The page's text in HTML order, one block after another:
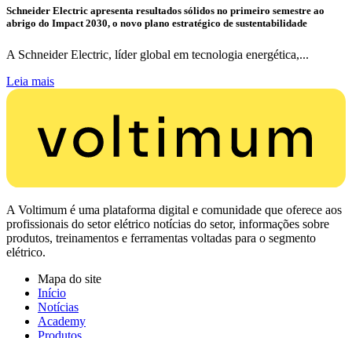
Schneider Electric apresenta resultados sólidos no primeiro semestre ao
abrigo do Impact 2030, o novo plano estratégico de sustentabilidade
A Schneider Electric, líder global em tecnologia energética,...
Leia mais
A Voltimum é uma plataforma digital e comunidade que oferece aos
profissionais do setor elétrico notícias do setor, informações sobre
produtos, treinamentos e ferramentas voltadas para o segmento
elétrico.
Mapa do site
Início
Notícias
Academy